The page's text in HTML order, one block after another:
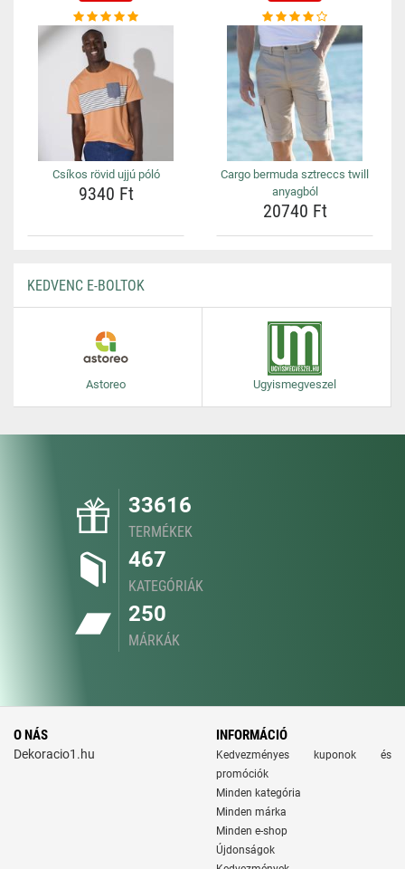
Csíkos rövid ujjú póló
9340 Ft
Cargo bermuda sztreccs twill
anyagból
20740 Ft
KEDVENC E-BOLTOK
Astoreo Ugyismegveszel
33616
TERMÉKEK
467
KATEGÓRIÁK
250
MÁRKÁK
O NÁS
Dekoracio1.hu
INFORMÁCIÓ
Kedvezményes kuponok és
promóciók
Minden kategória
Minden márka
Minden e-shop
Újdonságok